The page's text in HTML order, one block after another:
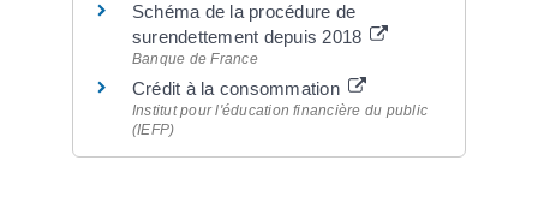
Schéma de la procédure de
surendettement depuis 2018
Banque de France
Crédit à la consommation
Institut pour l'éducation financière du public
(IEFP)